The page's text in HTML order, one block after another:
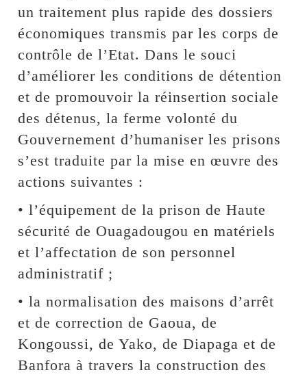
un traitement plus rapide des dossiers
économiques transmis par les corps de
contrôle de l’Etat. Dans le souci
d’améliorer les conditions de détention
et de promouvoir la réinsertion sociale
des détenus, la ferme volonté du
Gouvernement d’humaniser les prisons
s’est traduite par la mise en œuvre des
actions suivantes :
• l’équipement de la prison de Haute
sécurité de Ouagadougou en matériels
et l’affectation de son personnel
administratif ;
• la normalisation des maisons d’arrêt
et de correction de Gaoua, de
Kongoussi, de Yako, de Diapaga et de
Banfora à travers la construction des